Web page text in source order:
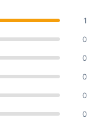
1
0
0
0
0
0